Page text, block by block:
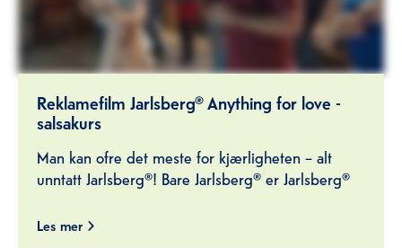
Reklamefilm Jarlsberg® Anything for love -
salsakurs
Man kan ofre det meste for kjærligheten – alt
unntatt Jarlsberg®! Bare Jarlsberg® er Jarlsberg®
Les mer